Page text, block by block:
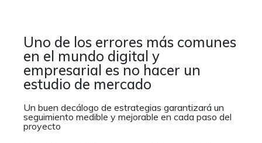
Uno de los errores más comunes
en el mundo digital y
empresarial es no hacer un
estudio de mercado
Un buen decálogo de estrategias garantizará un
seguimiento medible y mejorable en cada paso del
proyecto